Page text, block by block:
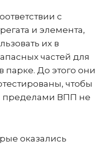
с
и элемента,
их в
частей для
парке. До этого они
чтобы
пределами ВПП не
оказались